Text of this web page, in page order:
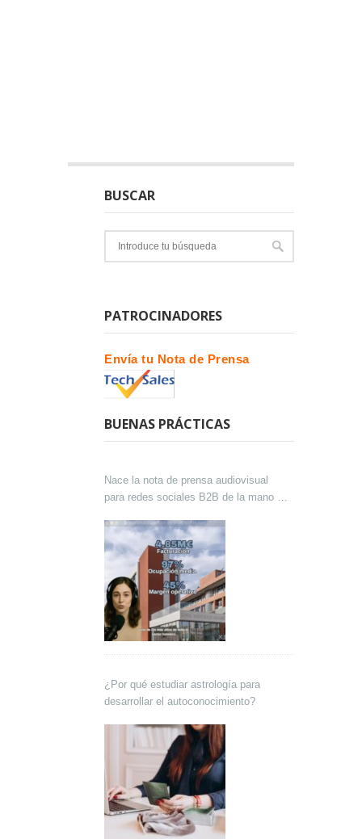
BUSCAR
PATROCINADORES
Envía tu Nota de Prensa
BUENAS PRÁCTICAS
Nace la nota de prensa audiovisual
para redes sociales B2B de la mano de
¿Por qué estudiar astrología para
desarrollar el autoconocimiento?